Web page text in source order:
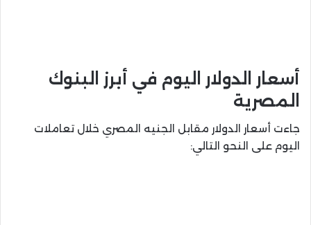
أسعار الدولار اليوم في أبرز البنوك
المصرية
جاءت أسعار الدولار مقابل الجنيه المصري خلال تعاملات
اليوم على النحو التالي: